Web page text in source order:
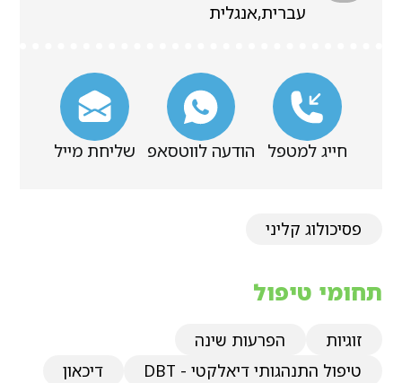
עברית,אנגלית
חייג למטפל הודעה לווטסאפ שליחת מייל
פסיכולוג קליני
תחומי טיפול
זוגיות
הפרעות שינה
טיפול התנהגותי דיאלקטי - DBT
דיכאון